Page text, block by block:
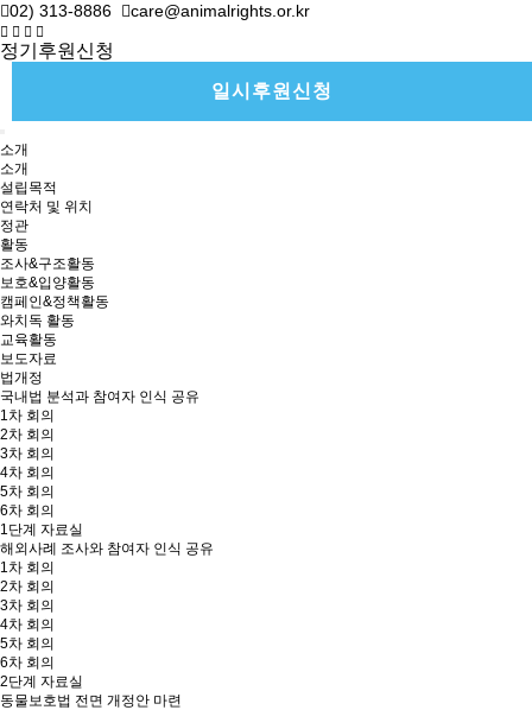
02) 313-8886 care@animalrights.or.kr
정기후원신청
일시후원신청
소개
소개
설립목적
연락처 및 위치
정관
활동
조사&구조활동
보호&입양활동
캠페인&정책활동
와치독 활동
교육활동
보도자료
법개정
국내법 분석과 참여자 인식 공유
1차 회의
2차 회의
3차 회의
4차 회의
5차 회의
6차 회의
1단계 자료실
해외사례 조사와 참여자 인식 공유
1차 회의
2차 회의
3차 회의
4차 회의
5차 회의
6차 회의
2단계 자료실
동물보호법 전면 개정안 마련